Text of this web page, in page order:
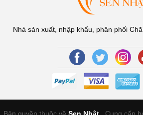
Nhà sản xuất, nhập khẩu, phân phối